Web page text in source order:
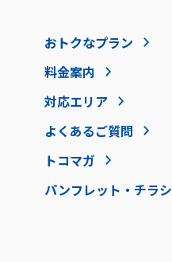
おトクなプラン
料金案内
対応エリア
よくあるご質問
トコマガ
パンフレット・チラシ